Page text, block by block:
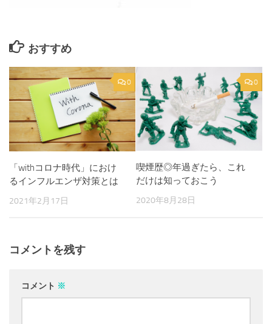
おすすめ
0
「withコロナ時代」におけ
るインフルエンザ対策とは
2021年2月17日
0
喫煙歴◎年過ぎたら、これ
だけは知っておこう
2020年8月28日
コメントを残す
コメント ※